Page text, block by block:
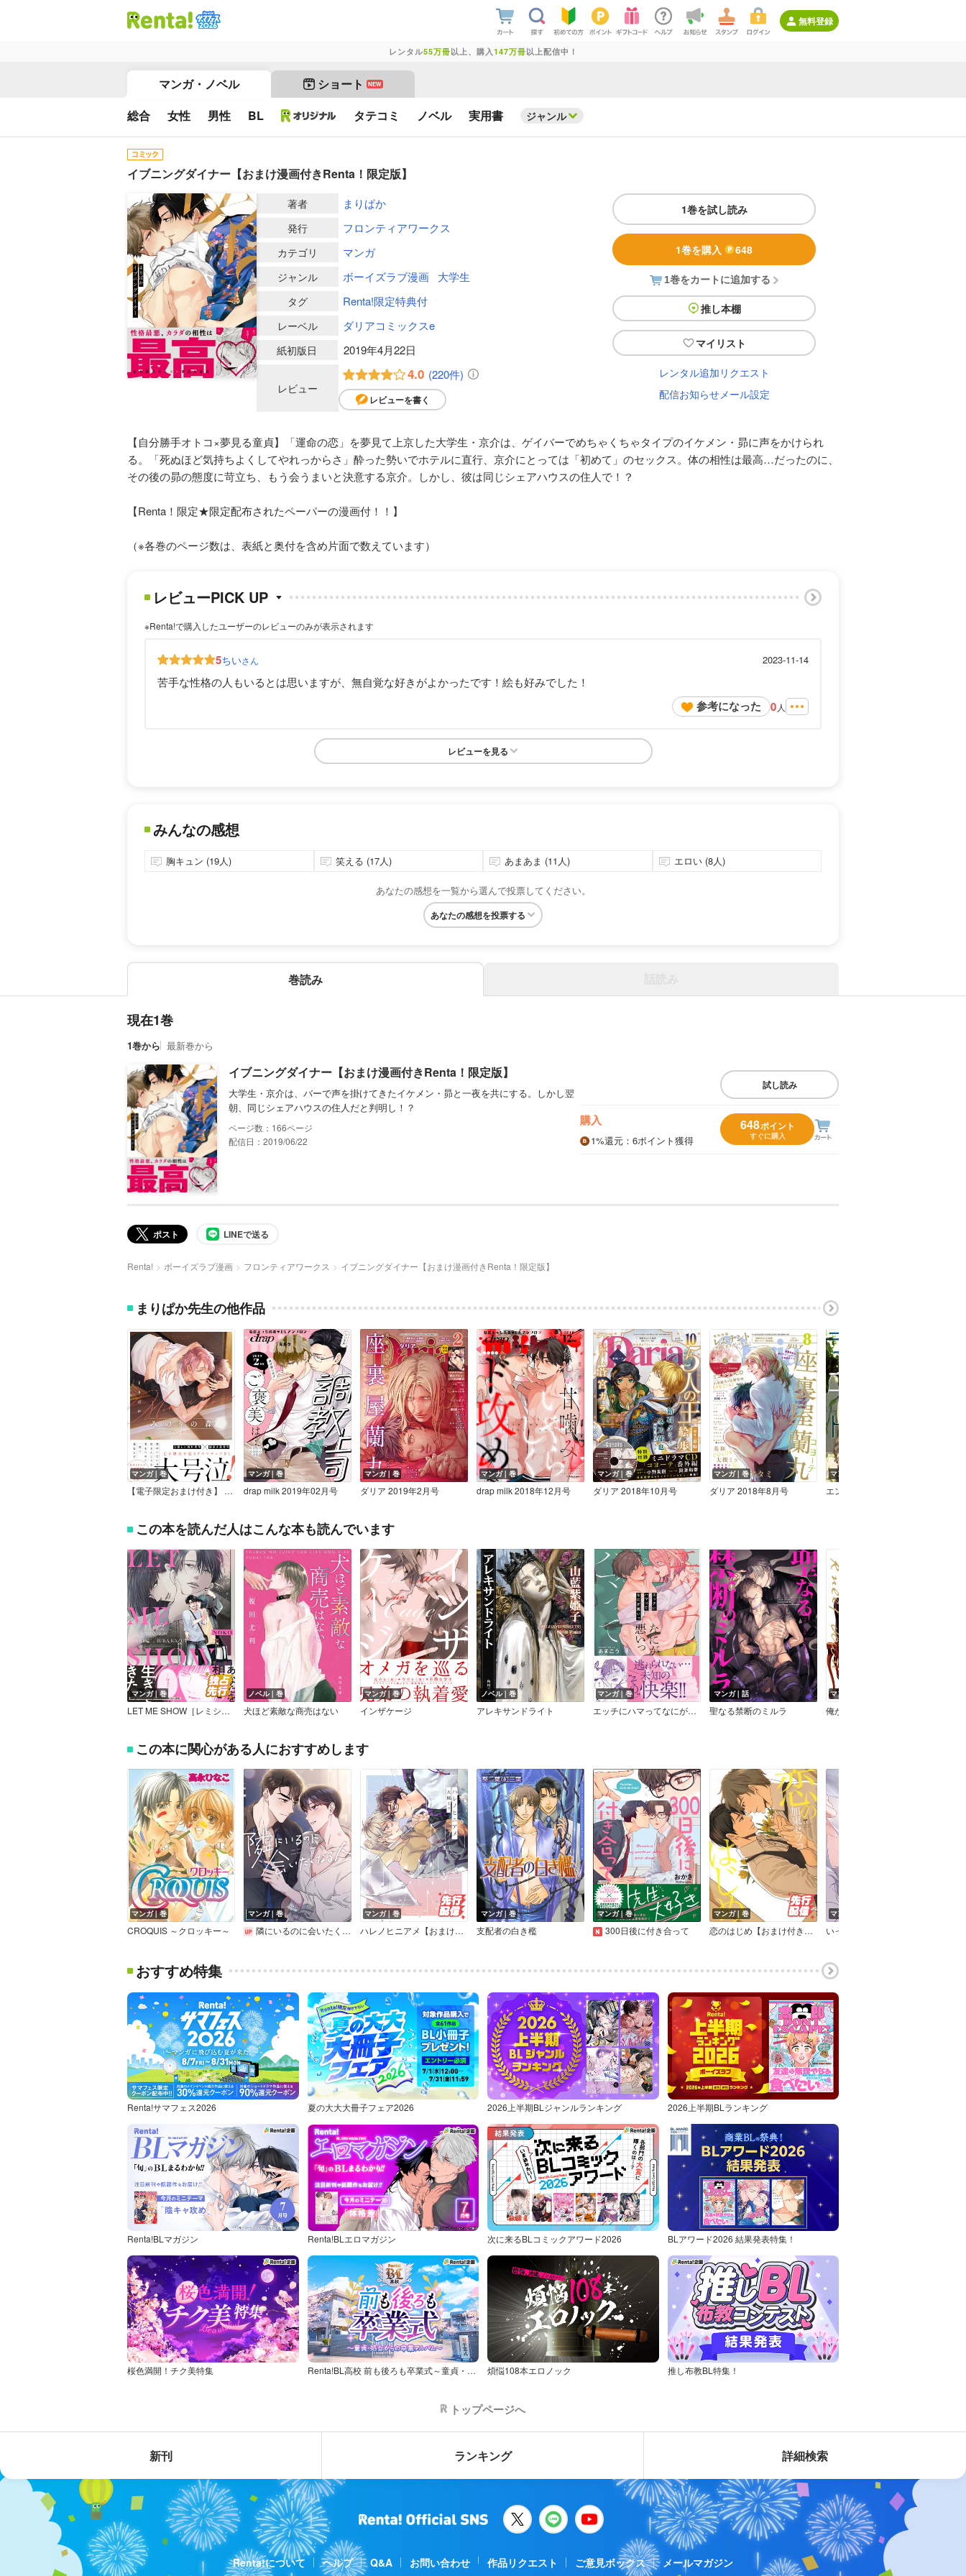
無料登録
レンタル55万冊以上、購入 147万冊以上配信中！
マンガ・ノベル ショート NEW
総合 女性 男性 BL タテコミ ノベル 実用書 ジャンル
イブニングダイナー【おまけ漫画付きRenta！限定版】
1巻を試し読み
1巻を購入 648
1巻をカートに追加する
推し本棚
マイリスト
レンタル追加リクエスト
配信お知らせメール設定
著者 まりぱか
発行 フロンティアワークス
カテゴリ マンガ
ジャンル ボーイズラブ漫画 大学生
タグ Renta!限定特典付
レーベル ダリアコミックスe
紙初版日 2019年4月22日
レビュー
4.0 (220件)
レビューを書く
【自分勝手オトコ×夢見る童貞】「運命の恋」を夢見て上京した大学生・京介は、ゲイバーでめちゃくちゃタイプのイケメン・昴に声をかけられ
る。「死ぬほど気持ちよくしてやれっからさ」酔った勢いでホテルに直行、京介にとっては「初めて」のセックス。体の相性は最高…だったのに、
その後の昴の態度に苛立ち、もう会うまいと決意する京介。しかし、彼は同じシェアハウスの住人で！？
【Renta！限定★限定配布されたペーパーの漫画付！！】
（※各巻のページ数は、表紙と奥付を含め片面で数えています）
レビューPICK UP
※Renta!で購入したユーザーのレビューのみが表示されます
5ちいさん 2023-11-14
苦手な性格の人もいるとは思いますが、無自覚な好きがよかったです！絵も好みでした！
参考になった 0 人
レビューを見る
みんなの感想
胸キュン (19人) 笑える (17人) あまあま (11人) エロい (8人)
あなたの感想を一覧から選んで投票してください。
あなたの感想を投票する
巻読み
現在1巻
1巻から 最新巻から
イブニングダイナー【おまけ漫画付きRenta！限定版】
大学生・京介は、バーで声を掛けてきたイケメン・昴と一夜を共にする。しかし翌
朝、同じシェアハウスの住人だと判明し！？
166
配信日：2019/06/22
試し読み
購入
1%還元 ：6ポイント獲得
648ポイント
すぐに購入
ポスト LINEで送る
Renta! ボーイズラブ漫画 フロンティアワークス イブニングダイナー【おまけ漫画付きRenta！限定版】
まりぱか先生の他作品
マンガ｜巻
【電子限定おまけ付き】 みのりの森
マンガ｜巻
drap milk 2019年02月号
マンガ｜巻
ダリア 2019年2月号
マンガ｜巻
drap milk 2018年12月号
マンガ｜巻
ダリア 2018年10月号
マンガ｜巻
ダリア 2018年8月号
マンガ｜巻
エンドランド
この本を読んだ人はこんな本も読んでいます
マンガ｜巻
LET ME SHOW［レミショー］【単行本版（Renta！限定描き下ろし付き）】
ノベル｜巻
犬ほど素敵な商売はない
マンガ｜巻
インザケージ
ノベル｜巻
アレキサンドライト
マンガ｜巻
エッチにハマってなにが悪いっ【単行本版（Renta！限定描き下ろし付き）】
マンガ｜話
聖なる禁断のミルラ
マンガ｜巻
この本に関心がある人におすすめします
マンガ｜巻
CROQUIS ～クロッキー～
マンガ｜巻
隣にいるのに会いたくなる人【全年齢版】
マンガ｜巻
ハレノヒニアメ【おまけ付きRenta！限定版】
マンガ｜巻
支配者の白き檻
マンガ｜巻
300日後に付き合って
マンガ｜巻
恋のはじめ【おまけ付き電子限定版】
マンガ｜巻
おすすめ特集
Renta!サマフェス2026 夏の大大大冊子フェア2026 2026上半期BLジャンルランキング 2026上半期BLランキング
Renta!BLマガジン Renta!BLエロマガジン 次に来るBLコミックアワード2026 BLアワード2026 結果発表特集！
桜色満開！チク美特集 Renta!BL高校 前も後ろも卒業式～童貞・処女からの卒業アルバム～ 煩悩108本エロノック 推し布教BL特集！
トップページへ
新刊 ランキング 詳細検索
Renta!について ヘルプ Q&A お問い合わせ 作品リクエスト ご意見ボックス メールマガジン